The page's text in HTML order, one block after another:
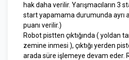
hak daha verilir. Yarışmacıların 3
start yapamama durumunda ayrı
puanı verilir.)
Robot pistten çıktığında ( yoldan
zemine inmesi ), çıktığı yerden
arada süre işlemeye devam eder.